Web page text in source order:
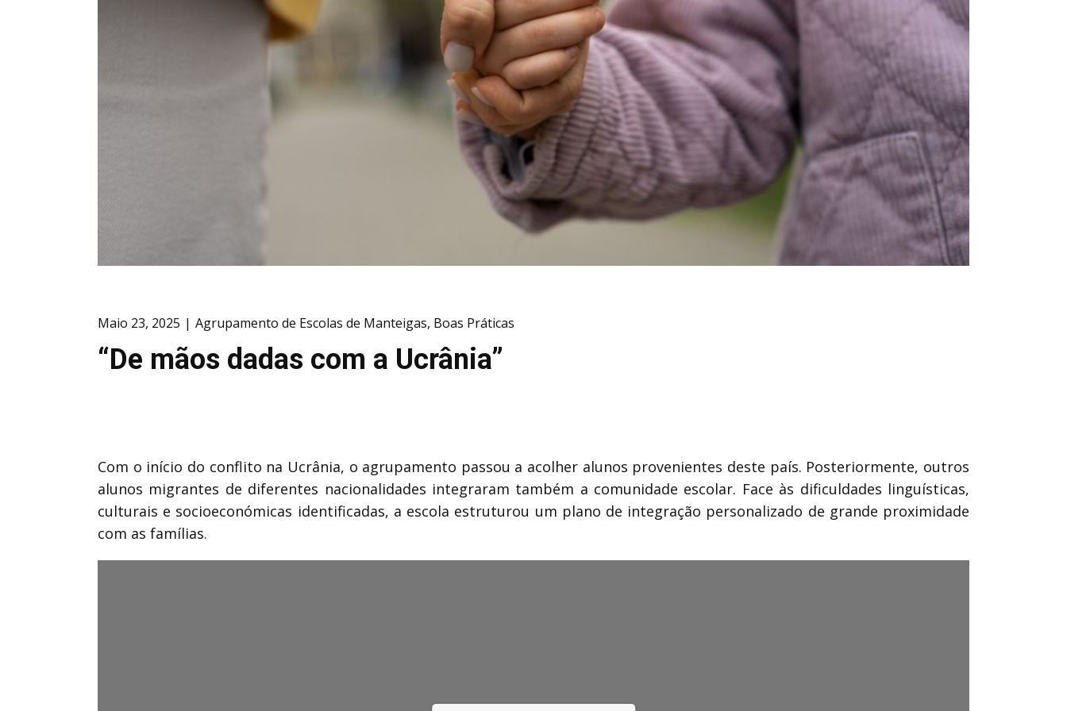
Maio 23, 2025 Agrupamento de Escolas de Manteigas, Boas Práticas
“De mãos dadas com a Ucrânia”
Com o início do conflito na Ucrânia, o agrupamento passou a acolher alunos provenientes deste país. Posteriormente, outros
alunos migrantes de diferentes nacionalidades integraram também a comunidade escolar. Face às dificuldades linguísticas,
culturais e socioeconómicas identificadas, a escola estruturou um plano de integração personalizado de grande proximidade
com as famílias.